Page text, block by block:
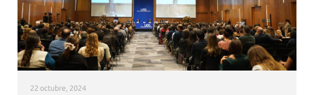
22 octubre, 2024